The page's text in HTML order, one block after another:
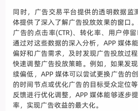
同时，广告交易平台提供的透明数据监
体提供了深入了解广告投放效果的窗口
广告的点击率(CTR)、转化率、用户停留
通过对这些数据的深入分析，APP 媒体
偏好和广告需求，及时发现广告投放过
快速调整广告投放策略。例如，如果发
续偏低，APP 媒体可以尝试更换广告的
的时间节点或优化广告的目标受众定位
反馈进行优化调整，APP 媒体能够逐步
率，实现广告收益的最大化。